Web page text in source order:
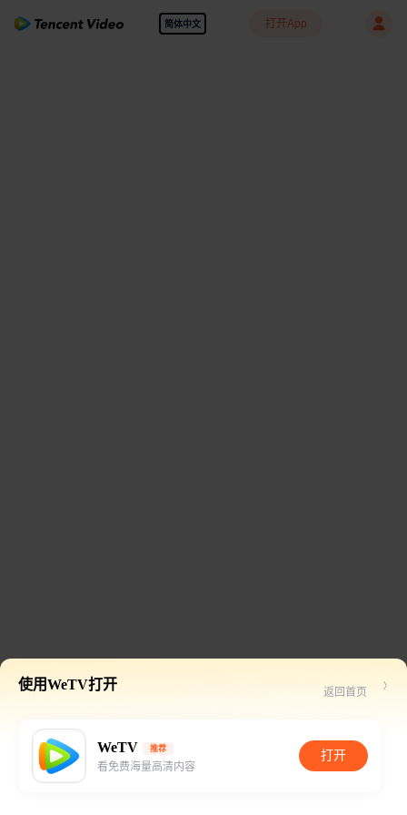
简体中文 打开App
使用WeTV打开 返回首页
WeTV 推荐
看免费海量高清内容
打开